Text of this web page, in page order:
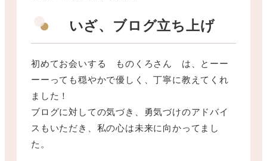
いざ、ブログ立ち上げ
初めてお会いする ものくろさん は、とーー
ーーっても穏やかで優しく、丁寧に教えてくれ
ました！
ブログに対しての気づき、勇気づけのアドバイ
スもいただき、私の心は未来に向かってまし
た。